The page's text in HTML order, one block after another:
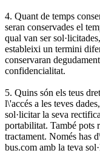
4. Quant de temps
seran conservades el
qual van ser
estableixi un termini
conservaran
confidencialitat.
5. Quins són els teus
l\'accés a les teves
sol·licitar la seva
portabilitat. També pots
tractament. Només has
bus.com amb la teva